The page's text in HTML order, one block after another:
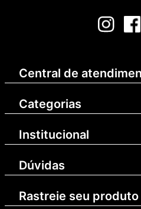
Central de
Categorias
Institucional
Dúvidas
Rastreie seu produto